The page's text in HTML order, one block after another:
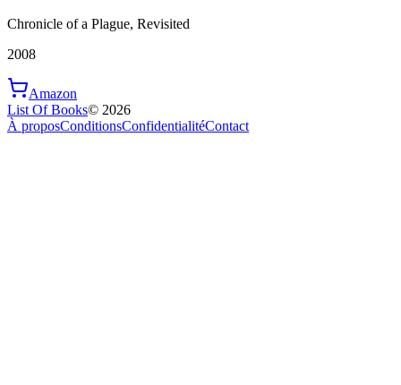
Chronicle of a Plague, Revisited
2008
Amazon
List Of Books© 2026
À proposConditionsConfidentialitéContact